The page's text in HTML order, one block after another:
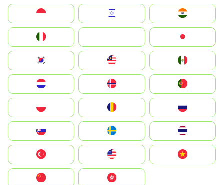
South Korea
United States
中國香港特別行政區